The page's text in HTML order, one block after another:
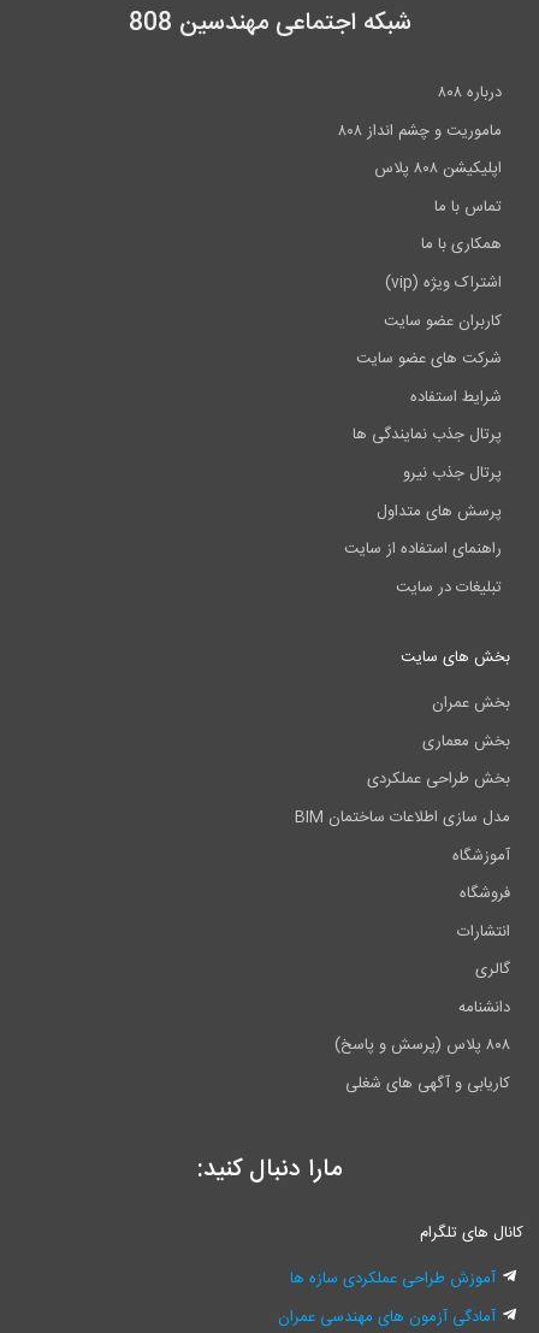
شبکه اجتماعی مهندسین 808
درباره ۸۰۸
ماموریت و چشم انداز ۸۰۸
اپلیکیشن ۸۰۸ پلاس
تماس با ما
همکاری با ما
اشتراک ویژه (vip)
کاربران عضو سایت
شرکت های عضو سایت
شرایط استفاده
پرتال جذب نمایندگی ها
پرتال جذب نیرو
پرسش های متداول
راهنمای استفاده از سایت
تبلیغات در سایت
بخش های سایت
بخش عمران
بخش معماری
بخش طراحی عملکردی
مدل سازی اطلاعات ساختمان BIM
آموزشگاه
فروشگاه
انتشارات
گالری
دانشنامه
۸۰۸ پلاس (پرسش و پاسخ)
کاریابی و آگهی های شغلی
مارا دنبال کنید:
کانال های تلگرام
آموزش طراحی عملکردی سازه ها
آمادگی آزمون های مهندسی عمران